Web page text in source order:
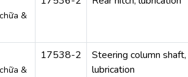
&
&
17538-2
Steering column shaft,
lubrication